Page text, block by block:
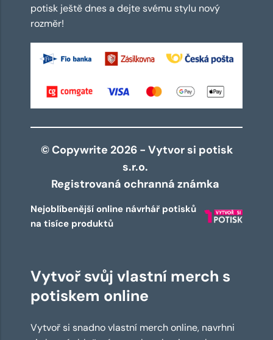
potisk ještě dnes a dejte svému stylu nový
rozměr!
© Copywrite 2026 - Vytvor si potisk
s.r.o.
Registrovaná ochranná známka
Nejoblíbenější online návrhář potisků
na tisíce produktů
Vytvoř svůj vlastní merch s
potiskem online
Vytvoř si snadno vlastní merch online, navrhni